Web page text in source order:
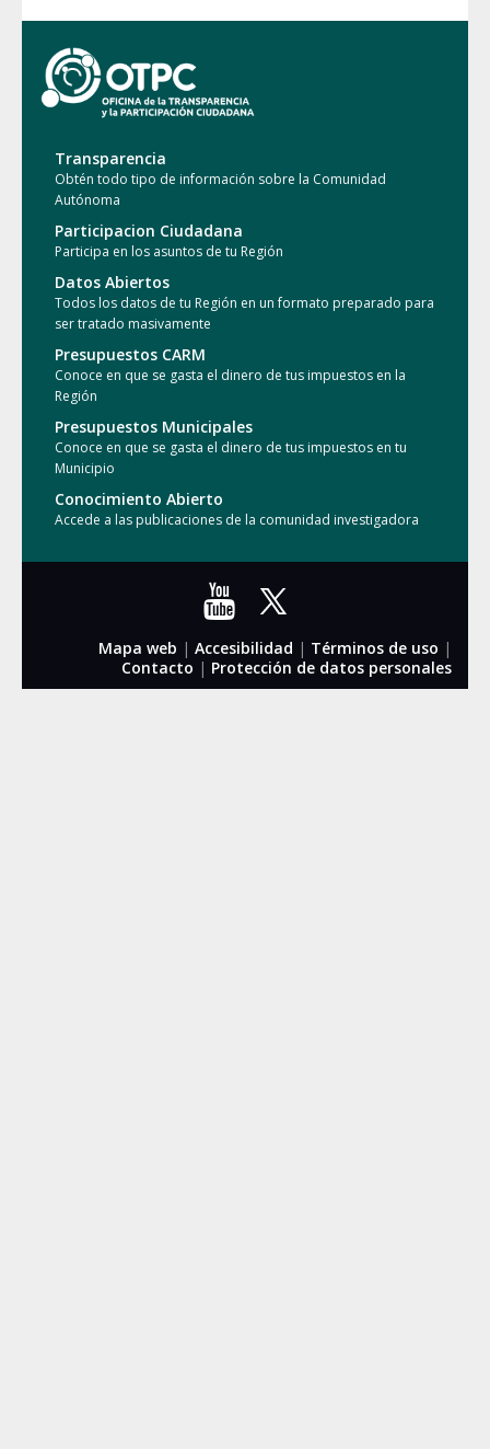
Transparencia
Obtén todo tipo de información sobre la Comunidad
Autónoma
Participacion Ciudadana
Participa en los asuntos de tu Región
Datos Abiertos
Todos los datos de tu Región en un formato preparado para
ser tratado masivamente
Presupuestos CARM
Conoce en que se gasta el dinero de tus impuestos en la
Región
Presupuestos Municipales
Conoce en que se gasta el dinero de tus impuestos en tu
Municipio
Conocimiento Abierto
Accede a las publicaciones de la comunidad investigadora
Mapa web | Accesibilidad | Términos de uso |
Contacto | Protección de datos personales